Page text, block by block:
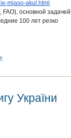
mjaso-akul.html
основной задачей
100 лет резко
України